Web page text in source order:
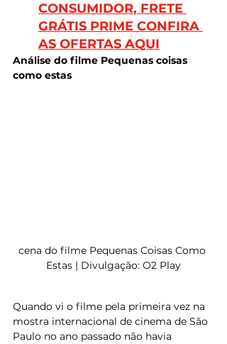
CONSUMIDOR, FRETE
GRÁTIS PRIME CONFIRA
AS OFERTAS AQUI
Análise do filme Pequenas coisas
como estas
cena do filme Pequenas Coisas Como
Estas | Divulgação: O2 Play
Quando vi o filme pela primeira vez na
mostra internacional de cinema de São
Paulo no ano passado não havia